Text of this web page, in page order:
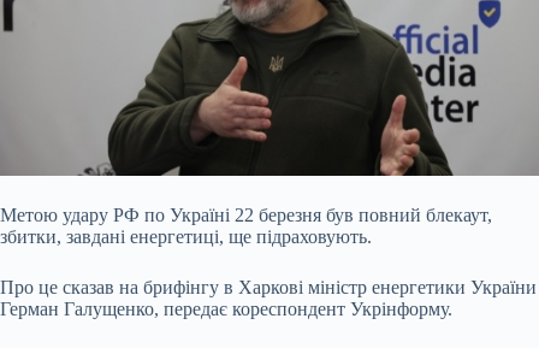
Метою удару РФ по Україні 22 березня був повний блекаут,
збитки, завдані енергетиці, ще підраховують.
Про це сказав на брифінгу в Харкові міністр енергетики України
Герман Галущенко, передає кореспондент Укрінформу.